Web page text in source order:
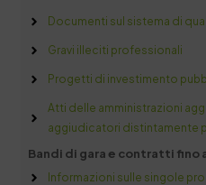
Documenti sul sistema di
Gravi illeciti professionali
Progetti di investimento
Atti delle amministrazioni
aggiudicatori distintamente
Bandi di gara e contratti fino
Informazioni sulle singole